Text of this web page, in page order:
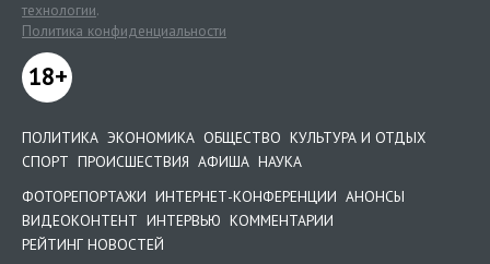
технологии.
Политика конфиденциальности
18+
ПОЛИТИКА ЭКОНОМИКА ОБЩЕСТВО КУЛЬТУРА И ОТДЫХ
СПОРТ ПРОИСШЕСТВИЯ АФИША НАУКА
ФОТОРЕПОРТАЖИ ИНТЕРНЕТ-КОНФЕРЕНЦИИ АНОНСЫ
ВИДЕОКОНТЕНТ ИНТЕРВЬЮ КОММЕНТАРИИ
РЕЙТИНГ НОВОСТЕЙ